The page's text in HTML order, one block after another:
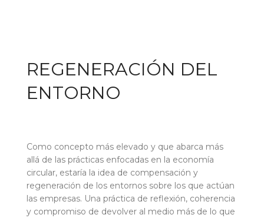
REGENERACIÓN DEL
ENTORNO
Como concepto más elevado y que abarca más
allá de las prácticas enfocadas en la economía
circular, estaría la idea de compensación y
regeneración de los entornos sobre los que actúan
las empresas. Una práctica de reflexión, coherencia
y compromiso de devolver al medio más de lo que